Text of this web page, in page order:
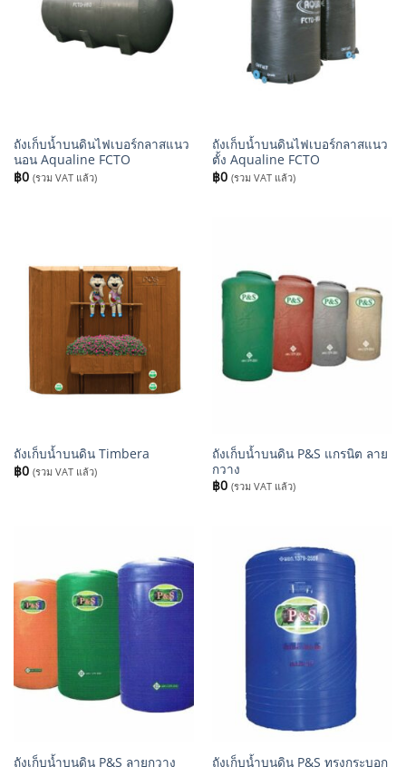
ถังเก็บน้ำบนดินไฟเบอร์กลาสแนว
นอน Aqualine FCTO
฿0 (รวม VAT แล้ว)
ถังเก็บน้ำบนดินไฟเบอร์กลาสแนว
ตั้ง Aqualine FCTO
฿0 (รวม VAT แล้ว)
ถังเก็บน้ำบนดิน Timbera
฿0 (รวม VAT แล้ว)
ถังเก็บน้ำบนดิน P&S แกรนิต ลาย
กวาง
฿0 (รวม VAT แล้ว)
ถังเก็บน้ำบนดิน P&S ลายกวาง ถังเก็บน้ำบนดิน P&S ทรงกระบอก